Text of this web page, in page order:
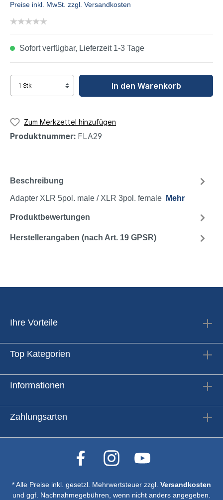
Preise inkl. MwSt. zzgl. Versandkosten
Sofort verfügbar, Lieferzeit 1-3 Tage
In den Warenkorb
Zum Merkzettel hinzufügen
Produktnummer: FLA29
Beschreibung
Adapter XLR 5pol. male / XLR 3pol. female Mehr
Produktbewertungen
Herstellerangaben (nach Art. 19 GPSR)
Ihre Vorteile
Top Kategorien
Informationen
Zahlungsarten
* Alle Preise inkl. gesetzl. Mehrwertsteuer zzgl. Versandkosten
und ggf. Nachnahmegebühren, wenn nicht anders angegeben.